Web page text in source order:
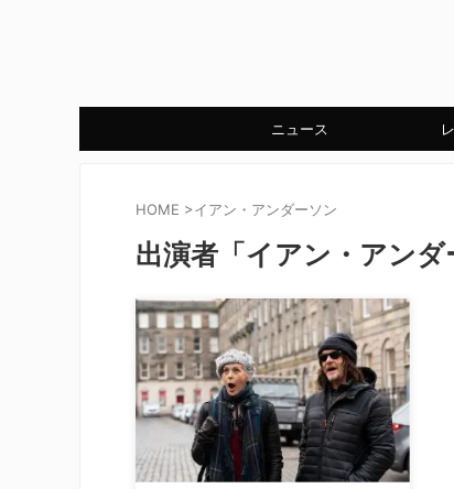
ニュース
HOME >イアン・アンダーソン
出演者「イアン・アン